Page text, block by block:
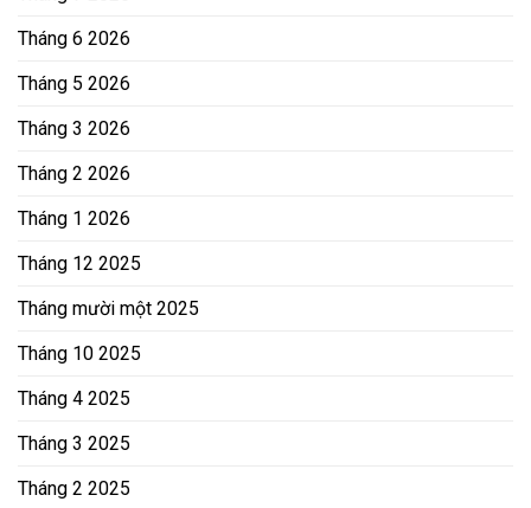
Tháng 6 2026
Tháng 5 2026
Tháng 3 2026
Tháng 2 2026
Tháng 1 2026
Tháng 12 2025
Tháng mười một 2025
Tháng 10 2025
Tháng 4 2025
Tháng 3 2025
Tháng 2 2025